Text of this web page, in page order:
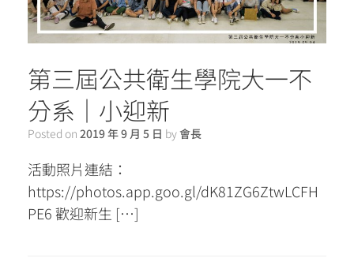
第三屆公共衛生學院大一不
分系｜小迎新
Posted on 2019 年 9 月 5 日 by會長
活動照片連結：
https://photos.app.goo.gl/dK81ZG6ZtwLCFH
PE6 歡迎新生 […]